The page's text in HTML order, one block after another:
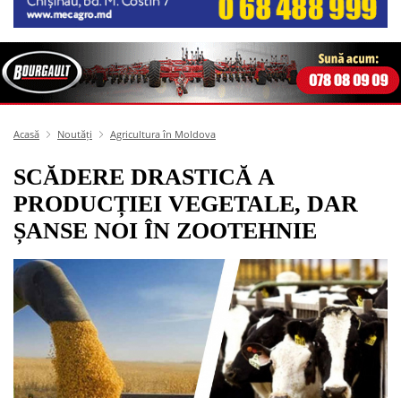
Acasă Noutăți Agricultura în Moldova
SCĂDERE DRASTICĂ A
PRODUCȚIEI VEGETALE, DAR
ȘANSE NOI ÎN ZOOTEHNIE